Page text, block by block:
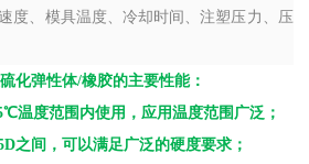
度、模具温度、冷却时间、注塑压力、压
化弹性体/橡胶的主要性能：
℃温度范围内使用，应用温度范围广泛；
之间，可以满足广泛的硬度要求；